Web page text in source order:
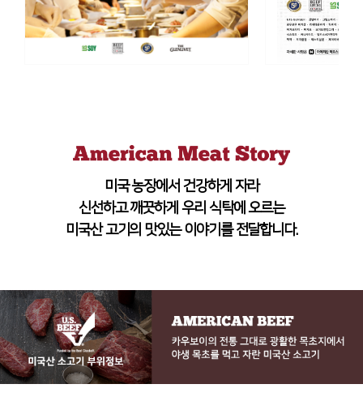
미국 농장에서 건강하게 자라
신선하고 깨끗하게 우리 식탁에 오르는
미국산 고기의 맛있는 이야기를 전달합니다.